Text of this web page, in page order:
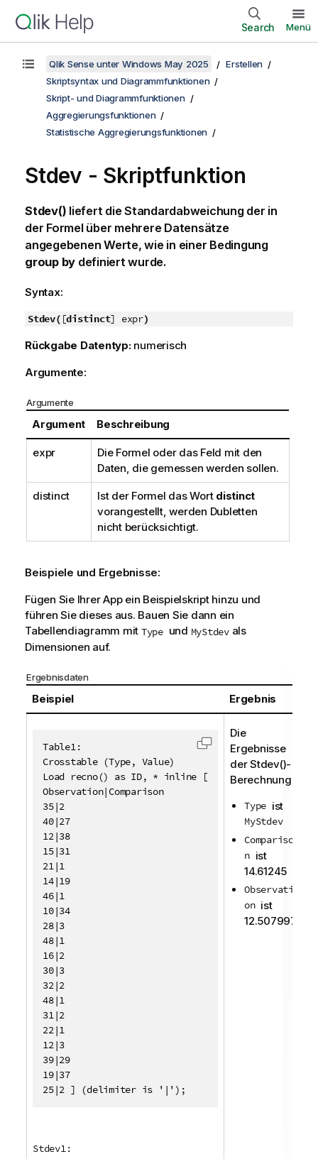
Search Menü
Qlik Sense unter Windows May 2025
Erstellen
Skriptsyntax und Diagrammfunktionen
Skript- und Diagrammfunktionen
Aggregierungsfunktionen
Statistische Aggregierungsfunktionen
Stdev - Skriptfunktion
Stdev() liefert die Standardabweichung der in
der Formel über mehrere Datensätze
angegebenen Werte, wie in einer Bedingung
group by definiert wurde.
Syntax:
Stdev( [distinct] expr)
Rückgabe Datentyp: numerisch
Argumente:
Argumente
Argument Beschreibung
expr
Die Formel oder das Feld mit den
Daten, die gemessen werden sollen.
distinct Ist der Formel das Wort distinct
vorangestellt, werden Dubletten
nicht berücksichtigt.
Beispiele und Ergebnisse:
Fügen Sie Ihrer App ein Beispielskript hinzu und
führen Sie dieses aus. Bauen Sie dann ein
Tabellendiagramm mit Type und MyStdevals
Dimensionen auf.
Ergebnisdaten
Beispiel Ergebnis
Table1:
Crosstable (Type, Value)
Load recno() as ID, * inline [
Observation|Comparison
35|2
40|27
12|38
15|31
21|1
14|19
46|1
10|34
28|3
48|1
16|2
30|3
32|2
48|1
31|2
22|1
12|3
39|29
19|37
25|2 ] (delimiter is '|');
Code in die
Stdev1:
Die
Ergebnisse
derStdev()-
Berechnung:
Type ist
MyStdev
Compariso
n ist
14.61245
Observati
on ist
12.507997